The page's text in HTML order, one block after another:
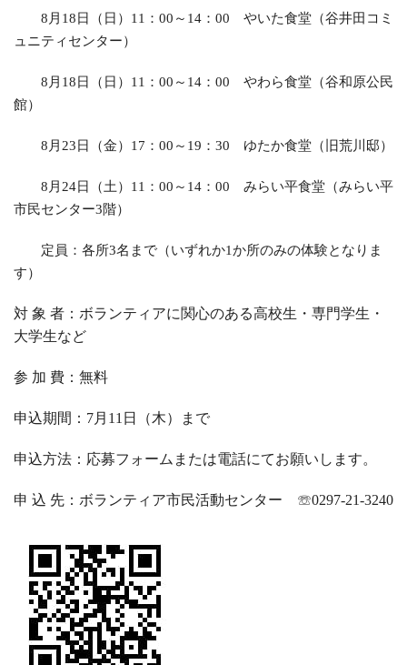
8 月 18 日（日） 11 ： 00 ～ 14 ： 00 やいた食堂（谷井田コミ
ュニティセンター）
8 月 18 日（日） 11 ： 00 ～ 14 ： 00 やわら食堂（谷和原公民
館）
8 月 23 日（金） 17 ： 00 ～ 19 ： 30 ゆたか食堂（旧荒川邸）
8 月 24日（土） 11 ： 00 ～ 14 ： 00 みらい平食堂（みらい平
市民センター3階）
定員：各所3名まで（いずれか1か所のみの体験となりま
す）
対 象 者：ボランティアに関心のある高校生・専門学生・
大学生など
参 加 費：無料
申込期間： 7月11日（木）まで
申込方法：応募フォームまたは電話にてお願いします。
申 込 先：ボランティア市民活動センター ☏0297-21-3240